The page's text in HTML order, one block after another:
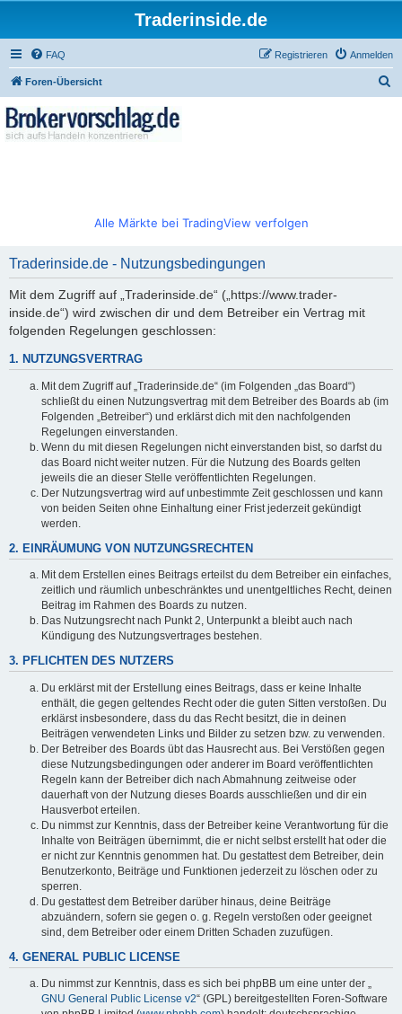
Traderinside.de
FAQ Anmelden
Registrieren
Foren-Übersicht
Alle Märkte bei TradingView verfolgen
Traderinside.de - Nutzungsbedingungen
Mit dem Zugriff auf „Traderinside.de“ („https://www.trader-
inside.de“) wird zwischen dir und dem Betreiber ein Vertrag mit
folgenden Regelungen geschlossen:
1. NUTZUNGSVERTRAG
Mit dem Zugriff auf „Traderinside.de“ (im Folgenden „das Board“)
schließt du einen Nutzungsvertrag mit dem Betreiber des Boards ab (im
Folgenden „Betreiber“) und erklärst dich mit den nachfolgenden
Regelungen einverstanden.
Wenn du mit diesen Regelungen nicht einverstanden bist, so darfst du
das Board nicht weiter nutzen. Für die Nutzung des Boards gelten
jeweils die an dieser Stelle veröffentlichten Regelungen.
Der Nutzungsvertrag wird auf unbestimmte Zeit geschlossen und kann
von beiden Seiten ohne Einhaltung einer Frist jederzeit gekündigt
werden.
2. EINRÄUMUNG VON NUTZUNGSRECHTEN
Mit dem Erstellen eines Beitrags erteilst du dem Betreiber ein einfaches,
zeitlich und räumlich unbeschränktes und unentgeltliches Recht, deinen
Beitrag im Rahmen des Boards zu nutzen.
Das Nutzungsrecht nach Punkt 2, Unterpunkt a bleibt auch nach
Kündigung des Nutzungsvertrages bestehen.
3. PFLICHTEN DES NUTZERS
Du erklärst mit der Erstellung eines Beitrags, dass er keine Inhalte
enthält, die gegen geltendes Recht oder die guten Sitten verstoßen. Du
erklärst insbesondere, dass du das Recht besitzt, die in deinen
Beiträgen verwendeten Links und Bilder zu setzen bzw. zu verwenden.
Der Betreiber des Boards übt das Hausrecht aus. Bei Verstößen gegen
diese Nutzungsbedingungen oder anderer im Board veröffentlichten
Regeln kann der Betreiber dich nach Abmahnung zeitweise oder
dauerhaft von der Nutzung dieses Boards ausschließen und dir ein
Hausverbot erteilen.
Du nimmst zur Kenntnis, dass der Betreiber keine Verantwortung für die
Inhalte von Beiträgen übernimmt, die er nicht selbst erstellt hat oder die
er nicht zur Kenntnis genommen hat. Du gestattest dem Betreiber, dein
Benutzerkonto, Beiträge und Funktionen jederzeit zu löschen oder zu
sperren.
Du gestattest dem Betreiber darüber hinaus, deine Beiträge
abzuändern, sofern sie gegen o. g. Regeln verstoßen oder geeignet
sind, dem Betreiber oder einem Dritten Schaden zuzufügen.
4. GENERAL PUBLIC LICENSE
Du nimmst zur Kenntnis, dass es sich bei phpBB um eine unter der „
GNU General Public License v2“ (GPL) bereitgestellten Foren-Software